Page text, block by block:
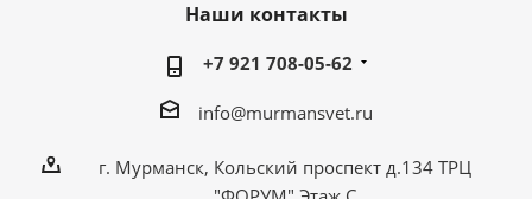
Наши контакты
+7 921 708-05-62
info@murmansvet.ru
г. Мурманск, Кольский проспект д.134 ТРЦ